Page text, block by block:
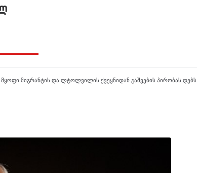
მიგრანტის და ლტოლვილის ქვეყნიდან გაშვების პირობას დებს